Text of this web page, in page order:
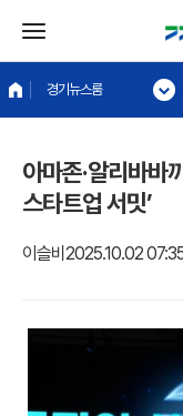
경기뉴스룸
아마존·알리바바
스타트업 서밋’
이슬비 2025.10.02